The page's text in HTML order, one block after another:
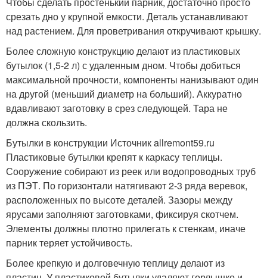
срезать дно у крупной емкости. Деталь устанавливают
над растением. Для проветривания откручивают крышку.
Более сложную конструкцию делают из пластиковых
бутылок (1,5-2 л) с удаленным дном. Чтобы добиться
максимальной прочности, компоненты нанизывают один
на другой (меньший диаметр на больший). Аккуратно
вдавливают заготовку в срез следующей. Тара не
должна скользить.
Бутылки в конструкции Источник allremont59.ru
Пластиковые бутылки крепят к каркасу теплицы.
Сооружение собирают из реек или водопроводных труб
из ПЭТ. По горизонтали натягивают 2-3 ряда веревок,
расположенных по высоте деталей. Зазоры между
ярусами заполняют заготовками, фиксируя скотчем.
Элементы должны плотно прилегать к стенкам, иначе
парник теряет устойчивость.
Более крепкую и долговечную теплицу делают из